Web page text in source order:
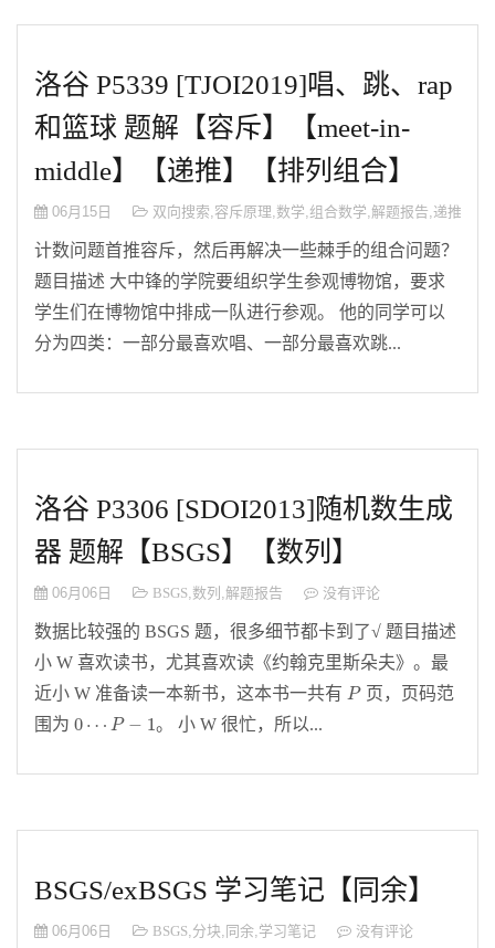
洛谷 P5339 [TJOI2019]唱、跳、rap
和篮球 题解【容斥】【meet-in-
middle】【递推】【排列组合】
06月15日 双向搜索,容斥原理,数学,组合数学,解题报告,递推
计数问题首推容斥，然后再解决一些棘手的组合问题？
题目描述 大中锋的学院要组织学生参观博物馆，要求
学生们在博物馆中排成一队进行参观。 他的同学可以
分为四类：一部分最喜欢唱、一部分最喜欢跳...
洛谷 P3306 [SDOI2013]随机数生成
器 题解【BSGS】【数列】
06月06日 BSGS,数列 ,解题报告 没有评论
数据比较强的 BSGS 题，很多细节都卡到了√ 题目描述
小 W 喜欢读书，尤其喜欢读《约翰克里斯朵夫》。最
近小 W 准备读一本新书，这本书一共有 P
P 页，页码范
围为 0 ⋯ P − 1
0 −1 。 小 W 很忙，所以...
BSGS/exBSGS 学习笔记【同余】
06月06日 BSGS,分块, 同余,学习笔记 没有评论